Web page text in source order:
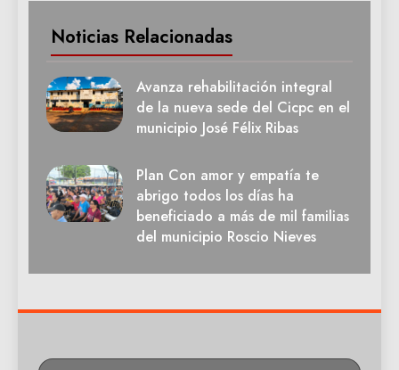
Noticias Relacionadas
Avanza rehabilitación integral
de la nueva sede del Cicpc en el
municipio José Félix Ribas
Plan Con amor y empatía te
abrigo todos los días ha
beneficiado a más de mil familias
del municipio Roscio Nieves